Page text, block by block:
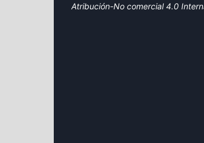
Atribución-No comercial 4.0